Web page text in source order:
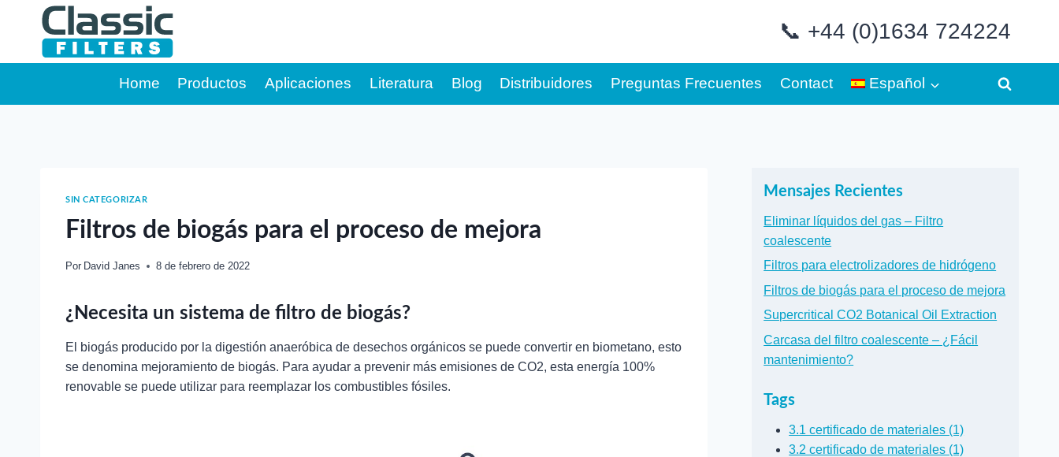
📞 +44 (0)1634 724224
Home Productos Aplicaciones Literatura Blog Distribuidores Preguntas Frecuentes Contact Español
SIN CATEGORIZAR
Filtros de biogás para el proceso de mejora
Por David Janes 8 de febrero de 2022
¿Necesita un sistema de filtro de biogás?
El biogás producido por la digestión anaeróbica de desechos orgánicos se puede convertir en biometano, esto
se denomina mejoramiento de biogás. Para ayudar a prevenir más emisiones de CO2, esta energía 100%
renovable se puede utilizar para reemplazar los combustibles fósiles.
Mensajes Recientes
Eliminar líquidos del gas – Filtro
coalescente
Filtros para electrolizadores de hidrógeno
Filtros de biogás para el proceso de mejora
Supercritical CO2 Botanical Oil Extraction
Carcasa del filtro coalescente – ¿Fácil
mantenimiento?
Tags
3.1 certificado de materiales (1)
3.2 certificado de materiales (1)